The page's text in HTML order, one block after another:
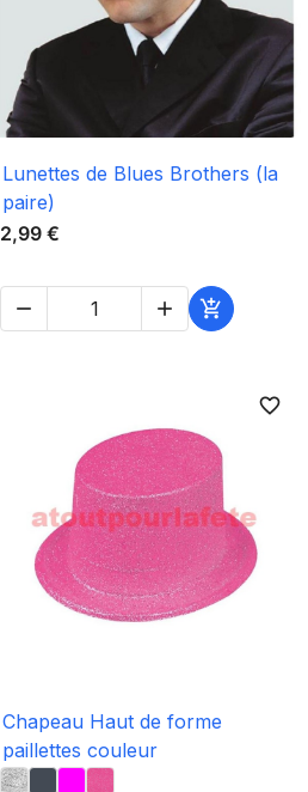
Aperçu rapide
Lunettes de Blues Brothers (la
paire)
2,99 €
  
Aperçu rapide
favorite_border
Chapeau Haut de forme
paillettes couleur